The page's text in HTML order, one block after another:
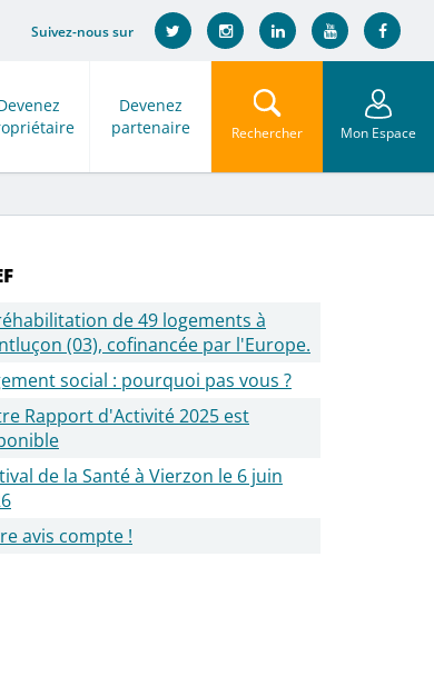
Suivez-nous sur
Mon Espace
Rechercher
Devenez
partenaire
de 49 logements à
(03), cofinancée par l'Europe.
social : pourquoi pas vous ?
Rapport d'Activité 2025 est
de la Santé à Vierzon le 6 juin
avis compte !